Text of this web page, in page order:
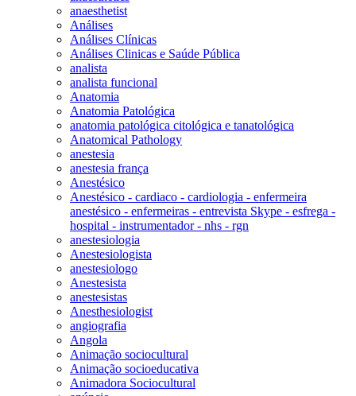
anaesthetist
Análises
Análises Clínicas
Análises Clinicas e Saúde Pública
analista
analista funcional
Anatomia
Anatomia Patológica
anatomia patológica citológica e tanatológica
Anatomical Pathology
anestesia
anestesia frança
Anestésico
Anestésico - cardiaco - cardiologia - enfermeira
anestésico - enfermeiras - entrevista Skype - esfrega -
hospital - instrumentador - nhs - rgn
anestesiologia
Anestesiologista
anestesiologo
Anestesista
anestesistas
Anesthesiologist
angiografia
Angola
Animação sociocultural
Animação socioeducativa
Animadora Sociocultural